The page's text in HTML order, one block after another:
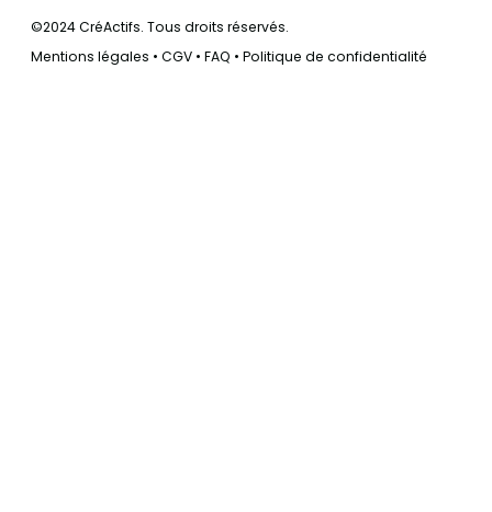
©2024 CréActifs. Tous droits réservés.
Mentions légales • CGV • FAQ • Politique de confidentialité